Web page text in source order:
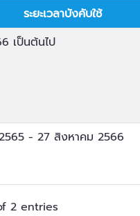
ระยะเวลาบังคับใช้
เป็นต้นไป
- 27 สิงหาคม 2566
2 entries